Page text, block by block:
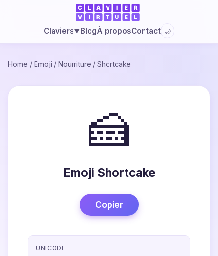
Claviers▼BlogÀ proposContact 🌙
Home / Emoji / Nourriture / Shortcake
🍰
Emoji Shortcake
Copier
UNICODE